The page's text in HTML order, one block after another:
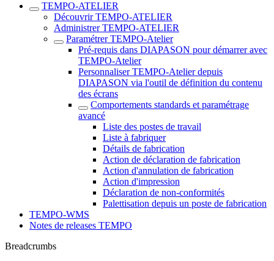
TEMPO-ATELIER
Découvrir TEMPO-ATELIER
Administrer TEMPO-ATELIER
Paramétrer TEMPO-Atelier
Pré-requis dans DIAPASON pour démarrer avec
TEMPO-Atelier
Personnaliser TEMPO-Atelier depuis
DIAPASON via l'outil de définition du contenu
des écrans
Comportements standards et paramétrage
avancé
Liste des postes de travail
Liste à fabriquer
Détails de fabrication
Action de déclaration de fabrication
Action d'annulation de fabrication
Action d'impression
Déclaration de non-conformités
Palettisation depuis un poste de fabrication
TEMPO-WMS
Notes de releases TEMPO
Breadcrumbs